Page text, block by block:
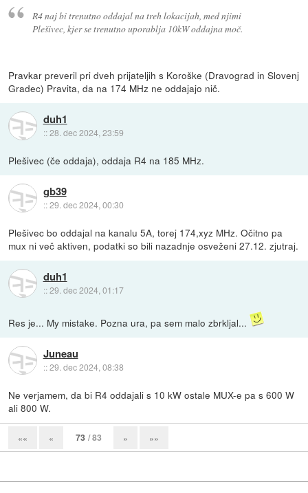
R4 naj bi trenutno oddajal na treh lokacijah, med njimi
Plešivec, kjer se trenutno uporablja 10kW oddajna moč.
Pravkar preveril pri dveh prijateljih s Koroške (Dravograd in Slovenj
Gradec) Pravita, da na 174 MHz ne oddajajo nič.
duh1
::28. dec 2024, 23:59
Plešivec (če oddaja), oddaja R4 na 185 MHz.
gb39
::29. dec 2024, 00:30
Plešivec bo oddajal na kanalu 5A, torej 174,xyz MHz. Očitno pa
mux ni več aktiven, podatki so bili nazadnje osveženi 27.12. zjutraj.
duh1
::29. dec 2024, 01:17
Res je... My mistake. Pozna ura, pa sem malo zbrkljal...
Juneau
::29. dec 2024, 08:38
Ne verjamem, da bi R4 oddajali s 10 kW ostale MUX-e pa s 600 W
ali 800 W.
«« « 73 / 83 » »»